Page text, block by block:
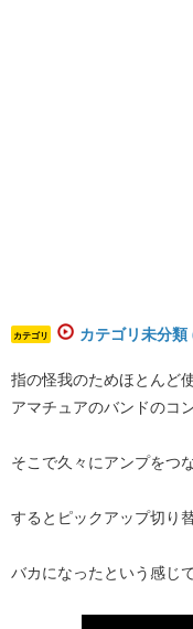
カテゴリ カテゴリ未分類
指の怪我のためほとんど
アマチュアのバンドのコ
そこで久々にアンプをつ
するとピックアップ切り
バカになったという感じ